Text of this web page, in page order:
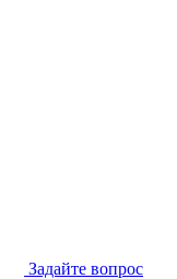
Задайте вопрос